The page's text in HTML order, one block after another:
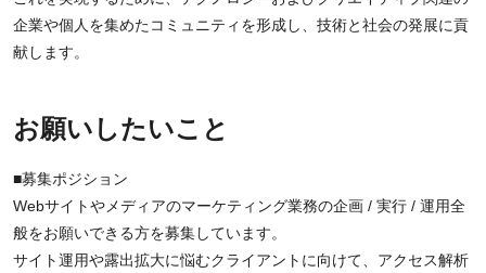
企業や個人を集めたコミュニティを形成し、技術と社会の発展に貢
献します。
お願いしたいこと
■募集ポジション
Webサイトやメディアのマーケティング業務の企画 / 実行 / 運用全
般をお願いできる方を募集しています。
サイト運用や露出拡大に悩むクライアントに向けて、アクセス解析